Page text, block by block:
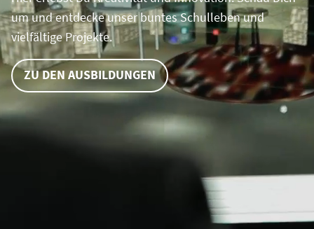
um und entdecke unser buntes Schulleben und
vielfältige Projekte.
ZU DEN AUSBILDUNGEN
Vorname*
Nachname*
E-Mail*
Informationen zur Verarbeitung Deiner Daten findest Du in